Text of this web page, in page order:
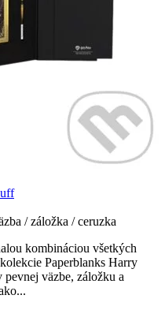
/ záložka / ceruzka
kombináciou všetkých
Paperblanks Harry
pevnej väzbe, záložku a